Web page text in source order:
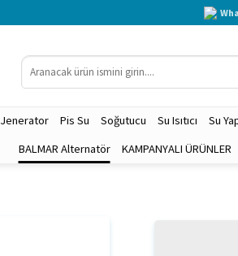
Ara:
Jenerator Pis Su Soğutucu Su Isıtıcı Su
BALMAR Alternatör
KAMPANYALI ÜRÜNLER